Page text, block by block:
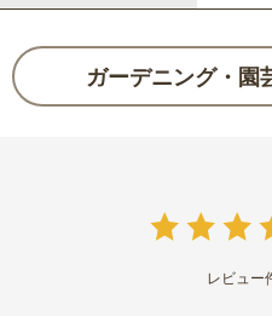
ガーデニング・園
レビュー